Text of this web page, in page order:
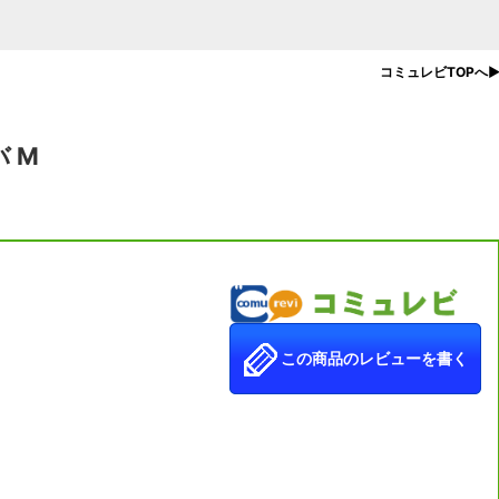
コミュレビTOPへ▶
M
この商品のレビューを書く